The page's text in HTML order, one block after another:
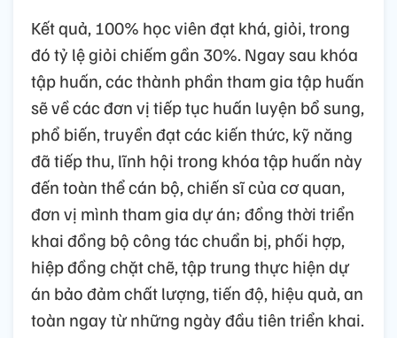
Kết quả, 100% học viên đạt khá, giỏi, trong
đó tỷ lệ giỏi chiếm gần 30%. Ngay sau khóa
tập huấn, các thành phần tham gia tập huấn
sẽ về các đơn vị tiếp tục huấn luyện bổ sung,
phổ biến, truyền đạt các kiến thức, kỹ năng
đã tiếp thu, lĩnh hội trong khóa tập huấn này
đến toàn thể cán bộ, chiến sĩ của cơ quan,
đơn vị mình tham gia dự án; đồng thời triển
khai đồng bộ công tác chuẩn bị, phối hợp,
hiệp đồng chặt chẽ, tập trung thực hiện dự
án bảo đảm chất lượng, tiến độ, hiệu quả, an
toàn ngay từ những ngày đầu tiên triển khai.